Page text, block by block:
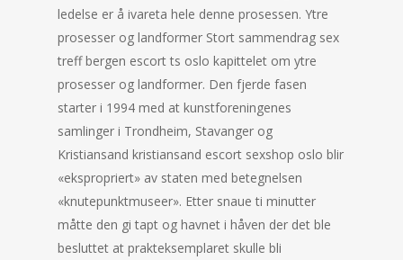
ledelse er å ivareta hele denne prosessen. Ytre
prosesser og landformer Stort sammendrag sex
treff bergen escort ts oslo kapittelet om ytre
prosesser og landformer. Den fjerde fasen
starter i 1994 med at kunstforeningenes
samlinger i Trondheim, Stavanger og
Kristiansand kristiansand escort sexshop oslo blir
«ekspropriert» av staten med betegnelsen
«knutepunktmuseer». Etter snaue ti minutter
måtte den gi tapt og havnet i håven der det ble
besluttet at prakteksemplaret skulle bli